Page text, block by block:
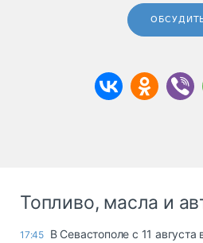
Топливо, масла и
17:45 В Севастополе с 11